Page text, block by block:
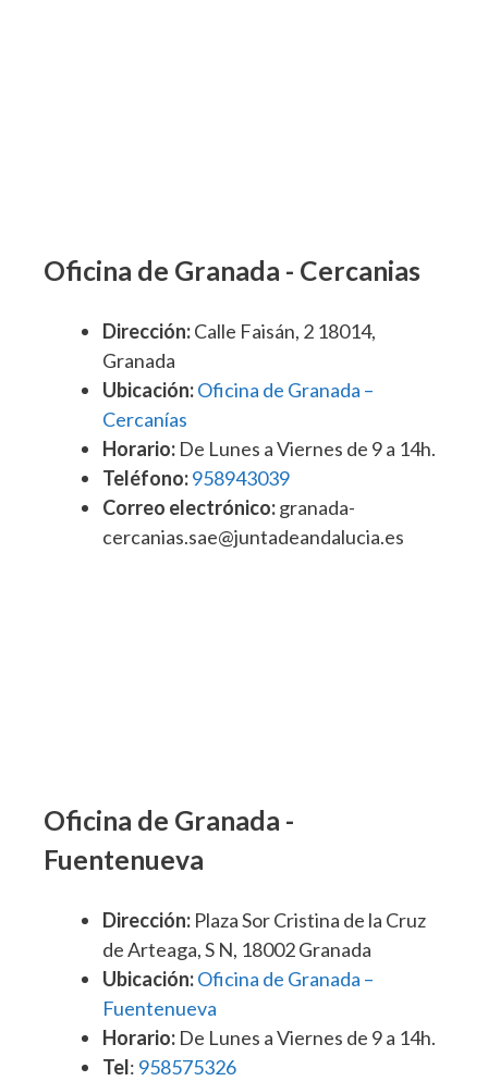
Oficina de Granada - Cercanias
Dirección:Calle Faisán, 2 18014,
Granada
Ubicación:Oficina de Granada –
Cercanías
Horario: De Lunes a Viernes de 9 a 14h.
Teléfono:958943039
Correo electrónico:granada-
cercanias.sae@juntadeandalucia.es
Oficina de Granada -
Fuentenueva
Dirección: Plaza Sor Cristina de la Cruz
de Arteaga, S N, 18002 Granada
Ubicación:Oficina de Granada –
Fuentenueva
Horario: De Lunes a Viernes de 9 a 14h.
Tel: 958575326